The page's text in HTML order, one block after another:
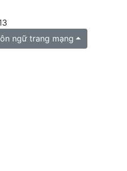
ngữ trang mạng